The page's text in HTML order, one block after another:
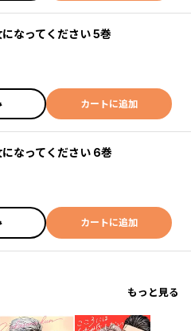
なってください 5巻
カートに追加
なってください 6巻
カートに追加
もっと見る